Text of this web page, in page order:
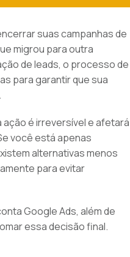
suas campanhas de
migrou para outra
de leads, o processo de
para garantir que sua
é irreversível e afetará
você está apenas
alternativas menos
para evitar
Google Ads, além de
essa decisão final.